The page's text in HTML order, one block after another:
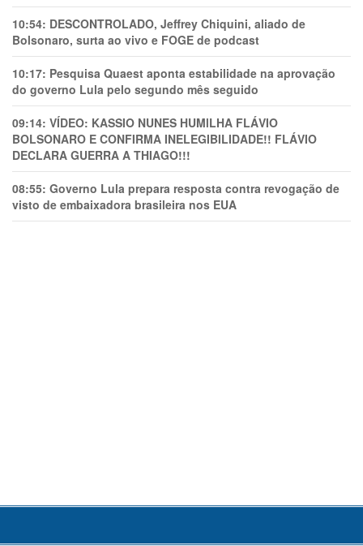
10:54: DESCONTROLADO, Jeffrey Chiquini, aliado de
Bolsonaro, surta ao vivo e FOGE de podcast
10:17: Pesquisa Quaest aponta estabilidade na aprovação
do governo Lula pelo segundo mês seguido
09:14: VÍDEO: KASSIO NUNES HUMlLHA FLÁVIO
BOLSONARO E CONFIRMA INELEGIBILIDADE!! FLÁVIO
DECLARA GUERRA A THIAGO!!!
08:55: Governo Lula prepara resposta contra revogação de
visto de embaixadora brasileira nos EUA